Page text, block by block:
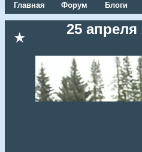
Главная Форум Блоги
★
25